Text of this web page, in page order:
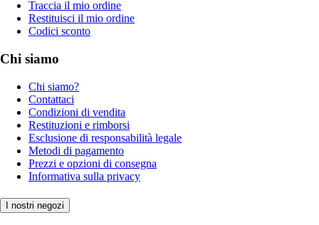
Traccia il mio ordine
Restituisci il mio ordine
Codici sconto
Chi siamo
Chi siamo?
Contattaci
Condizioni di vendita
Restituzioni e rimborsi
Esclusione di responsabilità legale
Metodi di pagamento
Prezzi e opzioni di consegna
Informativa sulla privacy
I nostri negozi